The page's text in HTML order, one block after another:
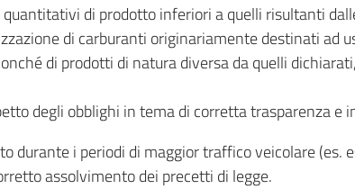
quantitativi di prodotto inferiori a quelli risultanti
di carburanti originariamente destinati ad
di prodotti di natura diversa da quelli
degli obblighi in tema di corretta trasparenza e
durante i periodi di maggior traffico veicolare
assolvimento dei precetti di legge.